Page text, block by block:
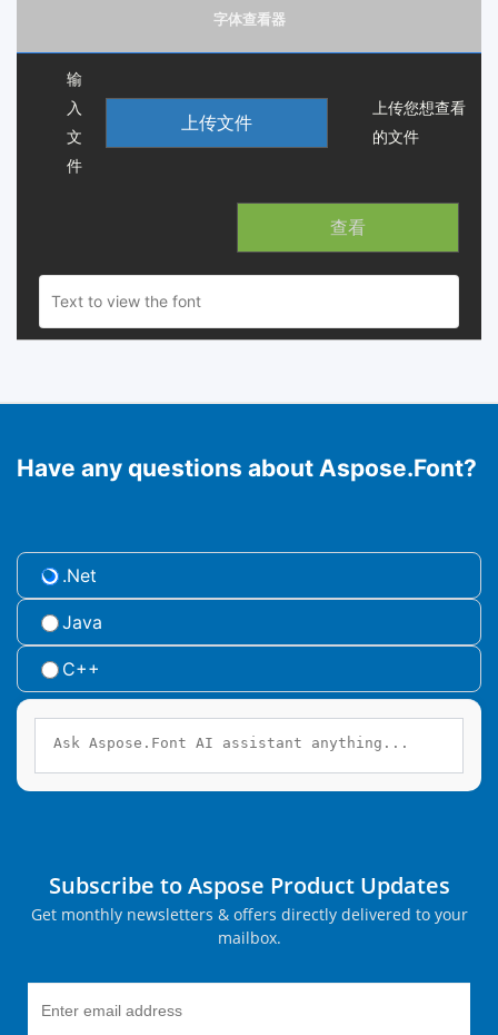
字体查看器
输
入
文
件
上传文件
上传您想查看
的文件
查看
Have any questions about Aspose.Font?
.Net
Java
C++
Subscribe to Aspose Product Updates
Get monthly newsletters & offers directly delivered to your
mailbox.